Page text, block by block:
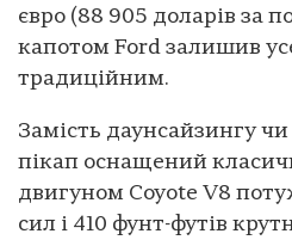
євро (88 905 доларів за
капотом Ford залишив
традиційним.
Замість даунсайзингу
пікап оснащений
двигуном Coyote V8
сил і 410 фунт-футів